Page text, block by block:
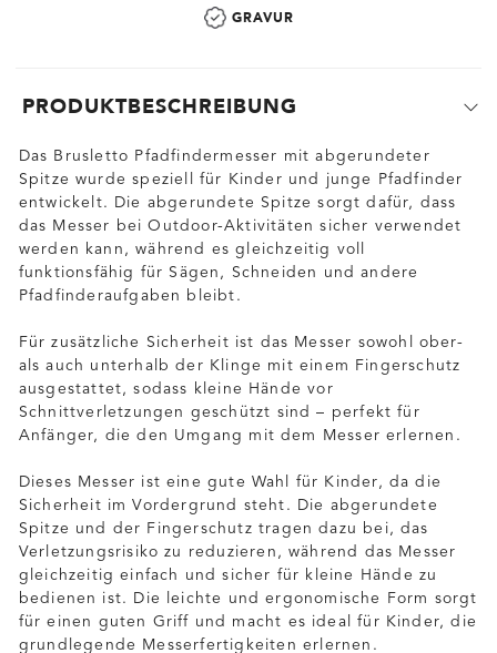
GRAVUR
PRODUKTBESCHREIBUNG
Das Brusletto Pfadfindermesser mit abgerundeter
Spitze wurde speziell für Kinder und junge Pfadfinder
entwickelt. Die abgerundete Spitze sorgt dafür, dass
das Messer bei Outdoor-Aktivitäten sicher verwendet
werden kann, während es gleichzeitig voll
funktionsfähig für Sägen, Schneiden und andere
Pfadfinderaufgaben bleibt.
Für zusätzliche Sicherheit ist das Messer sowohl ober-
als auch unterhalb der Klinge mit einem Fingerschutz
ausgestattet, sodass kleine Hände vor
Schnittverletzungen geschützt sind – perfekt für
Anfänger, die den Umgang mit dem Messer erlernen.
Dieses Messer ist eine gute Wahl für Kinder, da die
Sicherheit im Vordergrund steht. Die abgerundete
Spitze und der Fingerschutz tragen dazu bei, das
Verletzungsrisiko zu reduzieren, während das Messer
gleichzeitig einfach und sicher für kleine Hände zu
bedienen ist. Die leichte und ergonomische Form sorgt
für einen guten Griff und macht es ideal für Kinder, die
grundlegende Messerfertigkeiten erlernen.